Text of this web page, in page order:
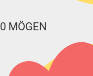
0 MÖGEN